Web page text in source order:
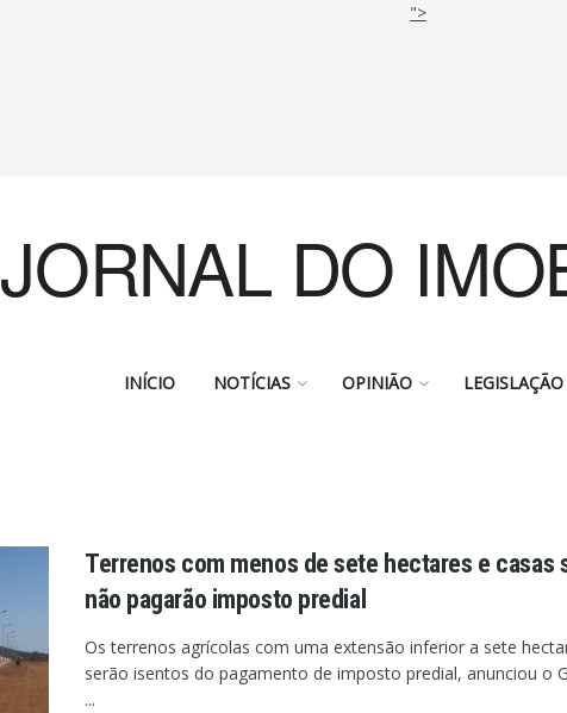
">
JORNAL DO
INÍCIO NOTÍCIAS OPINIÃO LEGISLAÇÃO
Terrenos com menos de sete hectares e casas
não pagarão imposto predial
Os terrenos agrícolas com uma extensão inferior a sete
serão isentos do pagamento de imposto predial, anunciou o
...